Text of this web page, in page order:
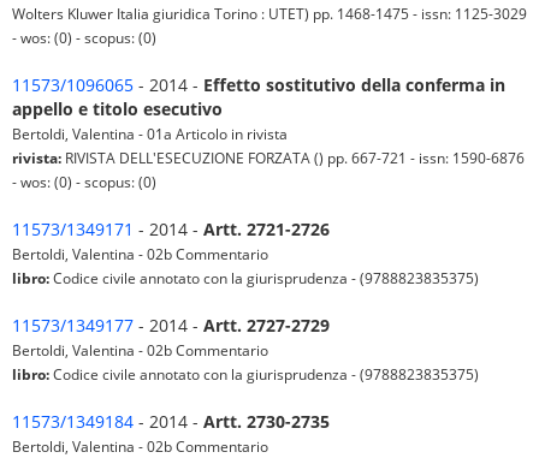
Wolters Kluwer Italia giuridica Torino : UTET) pp. 1468-1475 - issn: 1125-3029
- wos: (0) - scopus: (0)
11573/1096065 - 2014 - Effetto sostitutivo della conferma in
appello e titolo esecutivo
Bertoldi, Valentina - 01a Articolo in rivista
rivista: RIVISTA DELL'ESECUZIONE FORZATA () pp. 667-721 - issn: 1590-6876
- wos: (0) - scopus: (0)
11573/1349171 - 2014 - Artt. 2721-2726
Bertoldi, Valentina - 02b Commentario
libro:Codice civile annotato con la giurisprudenza - (9788823835375)
11573/1349177 - 2014 - Artt. 2727-2729
Bertoldi, Valentina - 02b Commentario
libro:Codice civile annotato con la giurisprudenza - (9788823835375)
11573/1349184 - 2014 - Artt. 2730-2735
Bertoldi, Valentina - 02b Commentario